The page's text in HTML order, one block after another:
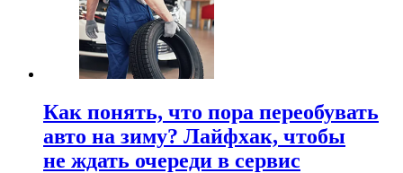
Как понять, что пора переобувать
авто на зиму? Лайфхак, чтобы
не ждать очереди в сервис